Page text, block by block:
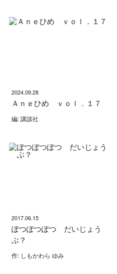
2024.09.28
Ａｎｅひめ ｖｏｌ．１７
編: 講談社
2017.06.15
ぽつぽつぽつ だいじょう
ぶ？
作: しもかわら ゆみ